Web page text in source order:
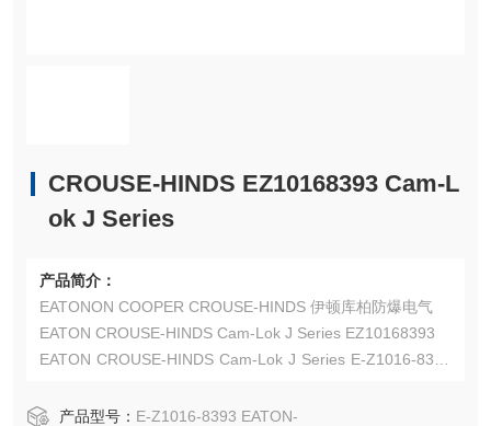
CROUSE-HINDS EZ10168393 Cam-L
ok J Series
产品简介：
EATONON COOPER CROUSE-HINDS 伊顿库柏防爆电气
EATON CROUSE-HINDS Cam-Lok J Series EZ10168393
EATON CROUSE-HINDS Cam-Lok J Series E-Z1016-8393
EATON CROUSE-HINDS 总代理-Kunshan Beiyuan Electric
产品型号： E-Z1016-8393 EATON-